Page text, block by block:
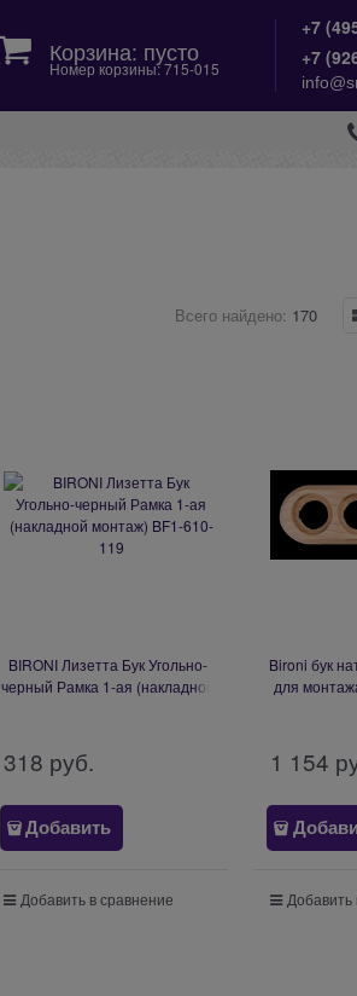
Корзина: пусто
Номер корзины: 715-015
+7
+7
Всего найдено: 170
BIRONI Лизетта Бук Угольно-
черный Рамка 1-ая (накладной
318 руб.
Добавить
Добавить в сравнение
Bironi бук
для
1 154
Добавить